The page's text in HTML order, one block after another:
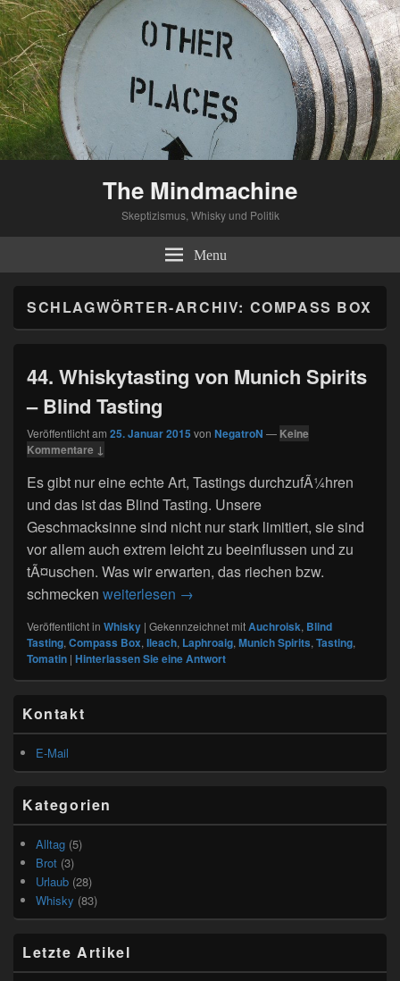
The Mindmachine
Skeptizismus, Whisky und Politik
Menu
SCHLAGWÖRTER-ARCHIV: COMPASS BOX
44. Whiskytasting von Munich Spirits
– Blind Tasting
Veröffentlicht am 25. Januar 2015 von NegatroN — Keine
Kommentare ↓
Es gibt nur eine echte Art, Tastings durchzufÃ¼hren
und das ist das Blind Tasting. Unsere
Geschmacksinne sind nicht nur stark limitiert, sie sind
vor allem auch extrem leicht zu beeinflussen und zu
tÃ¤uschen. Was wir erwarten, das riechen bzw.
schmecken weiterlesen 44. Whiskytasting von Munich
→
Veröffentlicht in Whisky | Gekennzeichnet mitAuchroisk, Blind
Tasting, Compass Box, Ileach, Laphroaig, Munich Spirits, Tasting,
Tomatin | Hinterlassen Sie eine Antwort
Seitenleisten
Widget-
Bereich
Kontakt
E-Mail
Kategorien
Alltag (5)
Brot (3)
Urlaub (28)
Whisky (83)
Letzte Artikel